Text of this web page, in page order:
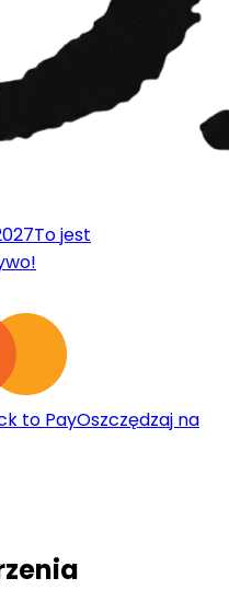
To jest
to PayOszczędzaj na